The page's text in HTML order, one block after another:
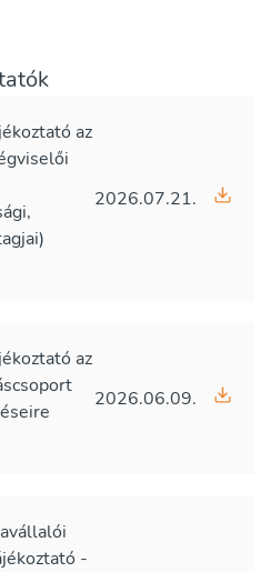
az
2026.07.21.
az
2026.06.09.
-